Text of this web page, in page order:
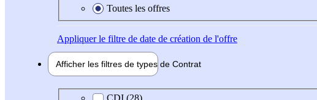
Toutes les offres
Appliquerle filtre de date de création de l'offre
Afficher les filtres de types de Contrat
Type de contrat